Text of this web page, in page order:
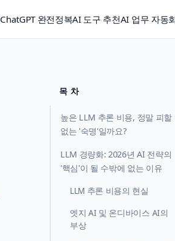
ChatGPT 완전정복AI 도구 추천AI 업무 자동
목 차
높은 LLM 추론 비용, 정말 피할
없는 '숙명'일까요?
LLM 경량화: 2026년 AI 전략의
'핵심'이 될 수밖에 없는 이유
LLM 추론 비용의 현실
엣지 AI 및 온디바이스 AI의
부상